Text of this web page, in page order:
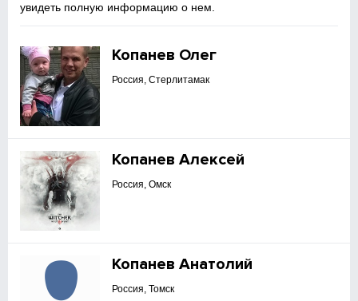
увидеть полную информацию о нем.
Копанев Олег
Россия, Стерлитамак
Копанев Алексей
Россия, Омск
Копанев Анатолий
Россия, Томск